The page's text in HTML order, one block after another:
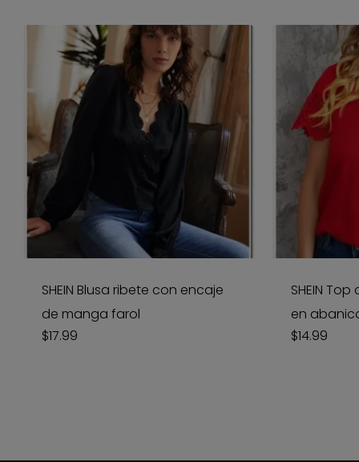
SHEIN Blusa ribete con encaje
de manga farol
$17.99
SHEIN
en
$14.99